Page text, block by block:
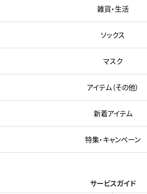
雑貨・生活
ソックス
マスク
アイテム（その他）
新着アイテム
特集・キャンペーン
サービスガイド